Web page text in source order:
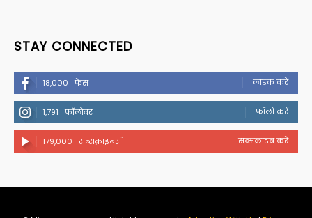
STAY CONNECTED
18,000 फैंस लाइक करें
1,791 फॉलोवर फॉलो करें
179,000 सब्सक्राइबर्स सब्सक्राइब करें